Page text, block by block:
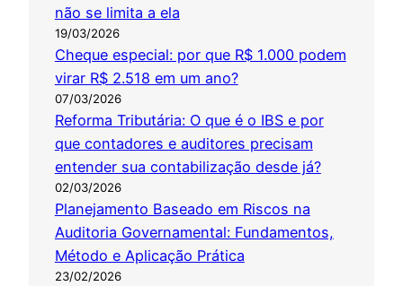
não se limita a ela
19/03/2026
Cheque especial: por que R$ 1.000 podem
virar R$ 2.518 em um ano?
07/03/2026
Reforma Tributária: O que é o IBS e por
que contadores e auditores precisam
entender sua contabilização desde já?
02/03/2026
Planejamento Baseado em Riscos na
Auditoria Governamental: Fundamentos,
Método e Aplicação Prática
23/02/2026